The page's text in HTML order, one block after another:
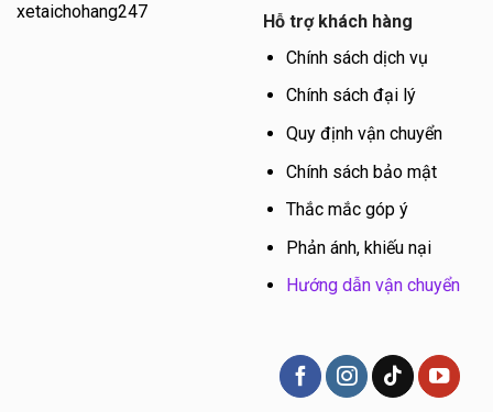
xetaichohang247
Hỗ trợ khách hàng
Chính sách dịch vụ
Chính sách đại lý
Quy định vận chuyển
Chính sách bảo mật
Thắc mắc góp ý
Phản ánh, khiếu nại
Hướng dẫn vận chuyển